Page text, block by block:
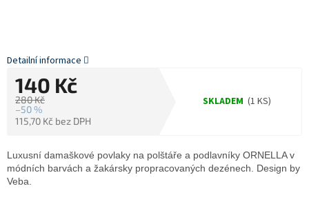
280 Kč
–50 %
140 Kč
115,70 Kč bez DPH
SKLADEM (1 KS)
Luxusní damaškové povlaky na polštáře a podlavníky ORNELLA v
módních barvách a žakársky propracovaných dezénech. Design by
Veba.
Detailní informace